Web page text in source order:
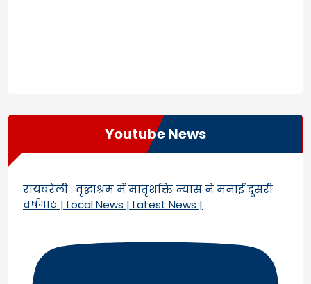
Youtube News
रायबरेली : वृद्धाश्रम में मातृशक्ति न्यास ने मनाई दूसरी
वर्षगांठ | Local News | Latest News |